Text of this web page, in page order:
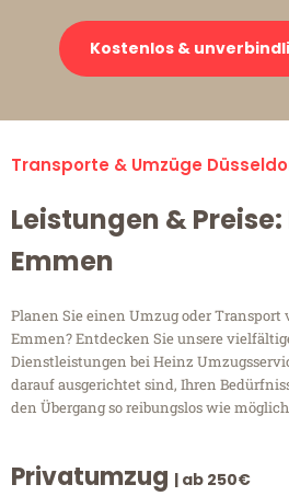
Kostenlos &
Transporte & Umzüge
Leistungen &
Emmen
Planen Sie einen Umzug oder
Emmen? Entdecken Sie unsere
Dienstleistungen bei Heinz
darauf ausgerichtet sind, Ihren
den Übergang so reibungslos wie
Privatumzug | ab 250€